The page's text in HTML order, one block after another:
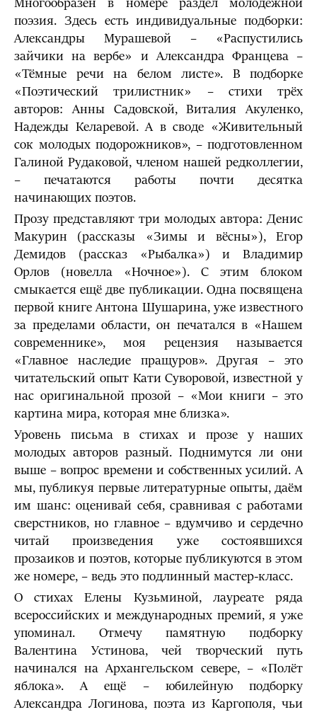
Многообразен в номере раздел молодёжной
поэзия. Здесь есть индивидуальные подборки:
Александры Мурашевой – «Распустились
зайчики на вербе» и Александра Францева –
«Тёмные речи на белом листе». В подборке
«Поэтический трилистник» – стихи трёх
авторов: Анны Садовской, Виталия Акуленко,
Надежды Келаревой. А в своде «Живительный
сок молодых подорожников», – подготовленном
Галиной Рудаковой, членом нашей редколлегии,
– печатаются работы почти десятка
начинающих поэтов.
Прозу представляют три молодых автора: Денис
Макурин (рассказы «Зимы и вёсны»), Егор
Демидов (рассказ «Рыбалка») и Владимир
Орлов (новелла «Ночное»). С этим блоком
смыкается ещё две публикации. Одна посвящена
первой книге Антона Шушарина, уже известного
за пределами области, он печатался в «Нашем
современнике», моя рецензия называется
«Главное наследие пращуров». Другая – это
читательский опыт Кати Суворовой, известной у
нас оригинальной прозой – «Мои книги – это
картина мира, которая мне близка».
Уровень письма в стихах и прозе у наших
молодых авторов разный. Поднимутся ли они
выше – вопрос времени и собственных усилий. А
мы, публикуя первые литературные опыты, даём
им шанс: оценивай себя, сравнивая с работами
сверстников, но главное – вдумчиво и сердечно
читай произведения уже состоявшихся
прозаиков и поэтов, которые публикуются в этом
же номере, – ведь это подлинный мастер-класс.
О стихах Елены Кузьминой, лауреате ряда
всероссийских и международных премий, я уже
упоминал. Отмечу памятную подборку
Валентина Устинова, чей творческий путь
начинался на Архангельском севере, – «Полёт
яблока». А ещё – юбилейную подборку
Александра Логинова, поэта из Каргополя, чьи